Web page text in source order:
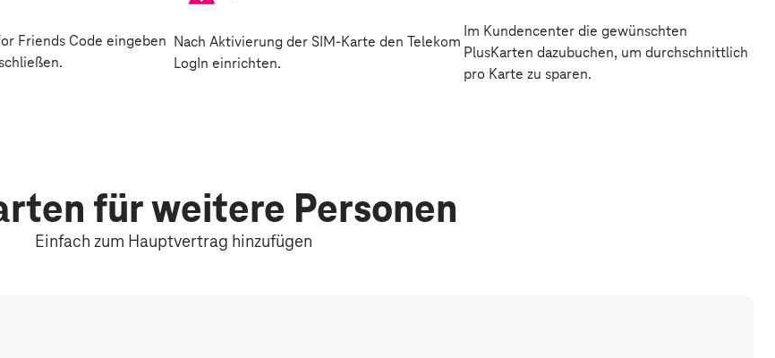
Friends Code eingeben Nach Aktivierung der SIM-Karte den Telekom
LogIn einrichten.
Im Kundencenter die gewünschten
PlusKarten dazubuchen, um durchschnittlich
pro Karte zu sparen.
für weitere Personen
Einfach zum Hauptvertrag hinzufügen